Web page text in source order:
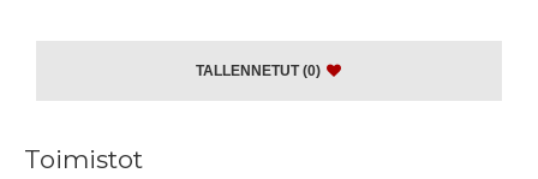
TALLENNETUT(0)
Toimistot